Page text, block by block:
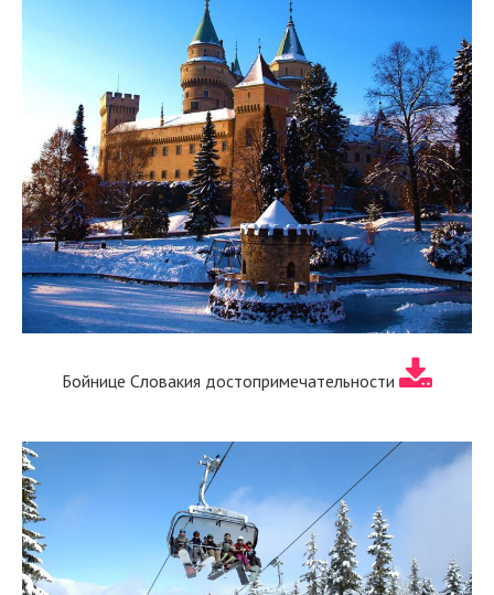
Бойнице Словакия достопримечательности